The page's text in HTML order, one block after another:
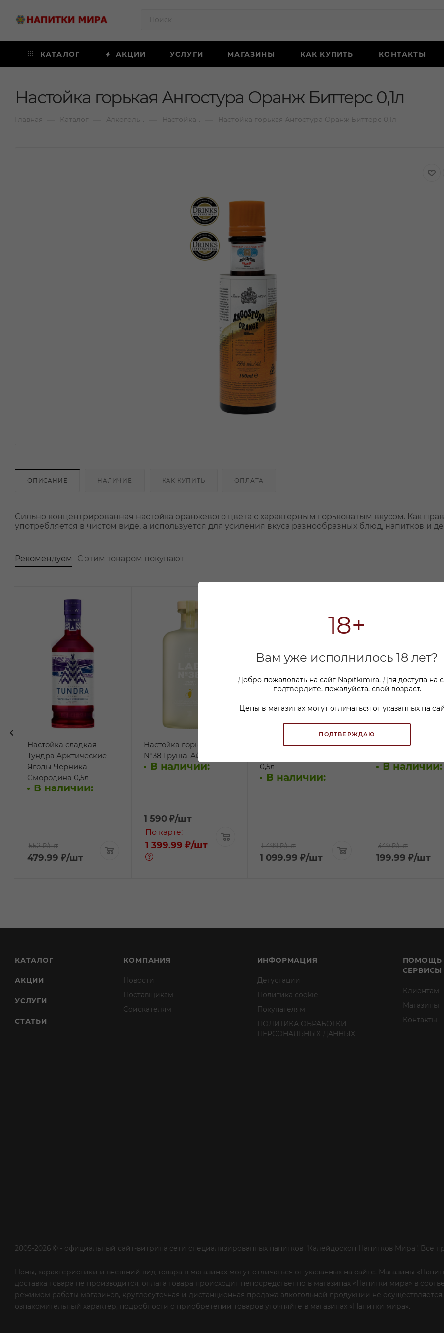
18+
Вам уже исполнилось 18 лет?
Добро пожаловать на сайт Napitkimira. Для доступа на
подтвердите, пожалуйста, свой возраст.
Цены в магазинах могут отличаться от указанных на
ПОДТВЕРЖДАЮ
КАТАЛОГ АКЦИИ УСЛУГИ МАГАЗИНЫ КАК КУПИТЬ КОНТАКТЫ
Настойка горькая Ангостура Оранж Биттерс 0,1л
Главная Каталог Алкоголь Настойка Настойка горькая Ангостура Оранж Биттерс 0,1л
ОПИСАНИЕ НАЛИЧИЕ КАК КУПИТЬ ОПЛАТА
Cильно концентрированная настойка оранжевого цвета с характерным горьковатым вкусом. Как
употребляется в чистом виде, а используется для усиления вкуса разнообразных блюд, напитков и
Рекомендуем С этим товаром покупают
Настойка сладкая
Тундра Арктические
Ягоды Черника
Смородина 0,5л
В наличии:
552 ₽/шт
479.99 ₽/шт
Настойка горькая Лаб
№38 Груша-Айва 0,7л
В наличии:
1 590₽/шт
По карте:
1 399.99 ₽/шт
Спиртной напиток
0,5л
В наличии:
1 499 ₽/шт
1 099.99 ₽/шт
Настойка горькая
В наличии:
349 ₽/шт
199.99 ₽/шт
КАТАЛОГ
АКЦИИ
УСЛУГИ
СТАТЬИ
КОМПАНИЯ
Новости
Поставщикам
Соискателям
ИНФОРМАЦИЯ
Дегустации
Политика cookie
Покупателям
ПОЛИТИКА ОБРАБОТКИ
ПЕРСОНАЛЬНЫХ ДАННЫХ
ПОМОЩЬ
СЕРВИСЫ
Клиентам
Магазины
Контакты
2005-2026 © - официальный сайт-витрина сети специализированных напитков "Калейдоскоп Напитков Мира". Все
Цены, характеристики и внешний вид товара в магазинах могут отличаться от указанных на сайте. Магазины
доставка товара не производится, оплата товара происходит непосредственно в магазинах «Напитки мира» в
режимом работы магазинов, круглосуточная и дистанционная продажа алкогольной продукции не
ознакомительный характер, подробности о приобретении товаров уточняйте в магазинах «Напитки мира».